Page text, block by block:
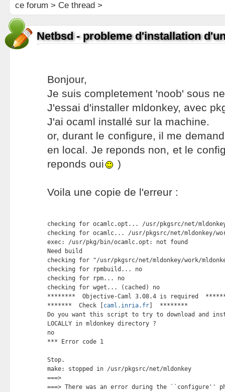
ce forum > Ce thread >
Netbsd - probleme d'installation
Bonjour,
Je suis completement 'noob' sous
J'essai d'installer mldonkey, avec
J'ai ocaml installé sur la machine.
or, durant le configure, il me
en local. Je reponds non, et le
reponds oui
)
Voila une copie de l'erreur :
checking for ocamlc.opt... /usr/pkgsrc/net/
checking for ocamlc... /usr/pkgsrc/net/mldonkey/
exec: /usr/pkg/bin/ocamlc.opt: not found
Need build
checking for "/usr/pkgsrc/net/mldonkey/work/
checking for rpmbuild... no
checking for rpm... no
checking for wget... (cached) no
********  Objective-Caml 3.08.4 is required
*******  Check [ caml.inria.fr]  ********
Do you want this script to try to download and
LOCALLY in mldonkey directory ?
no
*** Error code 1
Stop.
make: stopped in /usr/pkgsrc/net/mldonkey
===>
===> There was an error during the ``configure''